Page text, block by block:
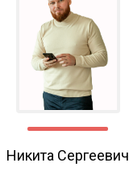
Никита Сергеевич